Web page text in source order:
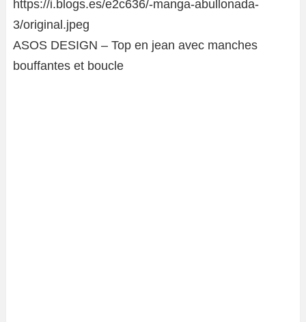
ASOS DESIGN – Top en jean avec manches
bouffantes et boucle